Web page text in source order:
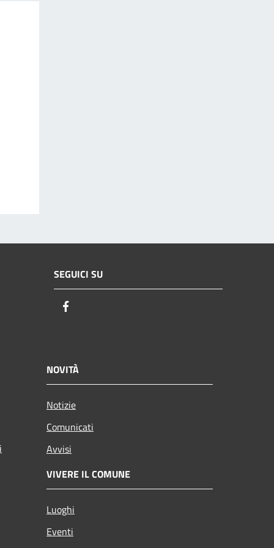
SEGUICI SU
NOVITÀ
Notizie
Comunicati
Avvisi
VIVERE IL COMUNE
Luoghi
Eventi